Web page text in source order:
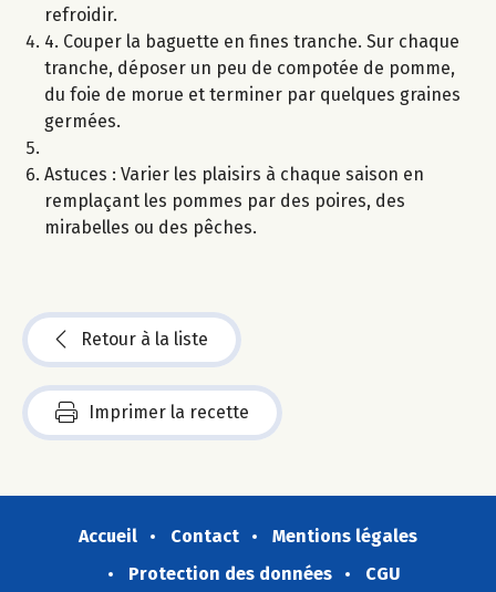
refroidir.
4. Couper la baguette en fines tranche. Sur chaque
tranche, déposer un peu de compotée de pomme,
du foie de morue et terminer par quelques graines
germées.
Astuces : Varier les plaisirs à chaque saison en
remplaçant les pommes par des poires, des
mirabelles ou des pêches.
Retour à la liste
Imprimer la recette
Accueil Contact
Mentions légales
Protection des données
CGU